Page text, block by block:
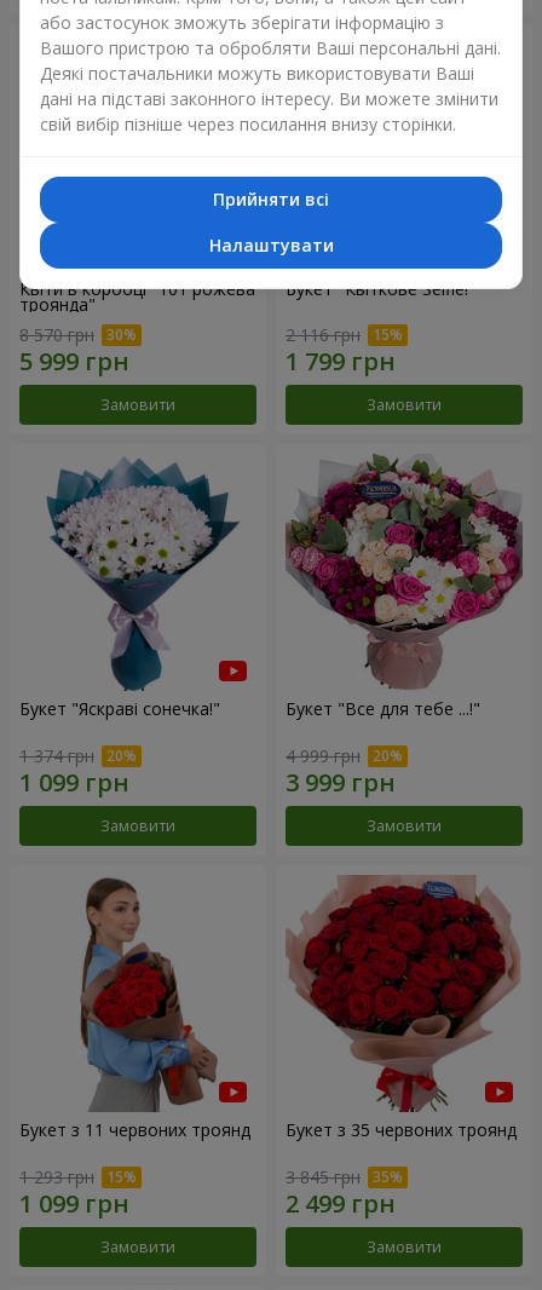
Квіти в коробці "101 рожева
троянда"
8 570 грн
Замовити
Букет "Квіткове Selfie!"
2 116 грн
Замовити
Букет "Яскраві сонечка!"
1 374 грн
Замовити
Букет "Все для тебе ...!"
4 999 грн
Замовити
Букет з 11 червоних троянд
1 293 грн
Замовити
Букет з 35 червоних троянд
3 845 грн
Замовити
або застосунок зможуть зберігати інформацію з
Вашого пристрою та обробляти Ваші персональні дані.
Деякі постачальники можуть використовувати Ваші
дані на підставі законного інтересу. Ви можете змінити
свій вибір пізніше через посилання внизу сторінки.
Прийняти всі
Налаштувати